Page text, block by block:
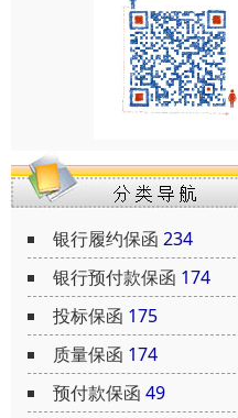
银行履约保函 234
银行预付款保函 174
投标保函 175
质量保函 174
预付款保函 49